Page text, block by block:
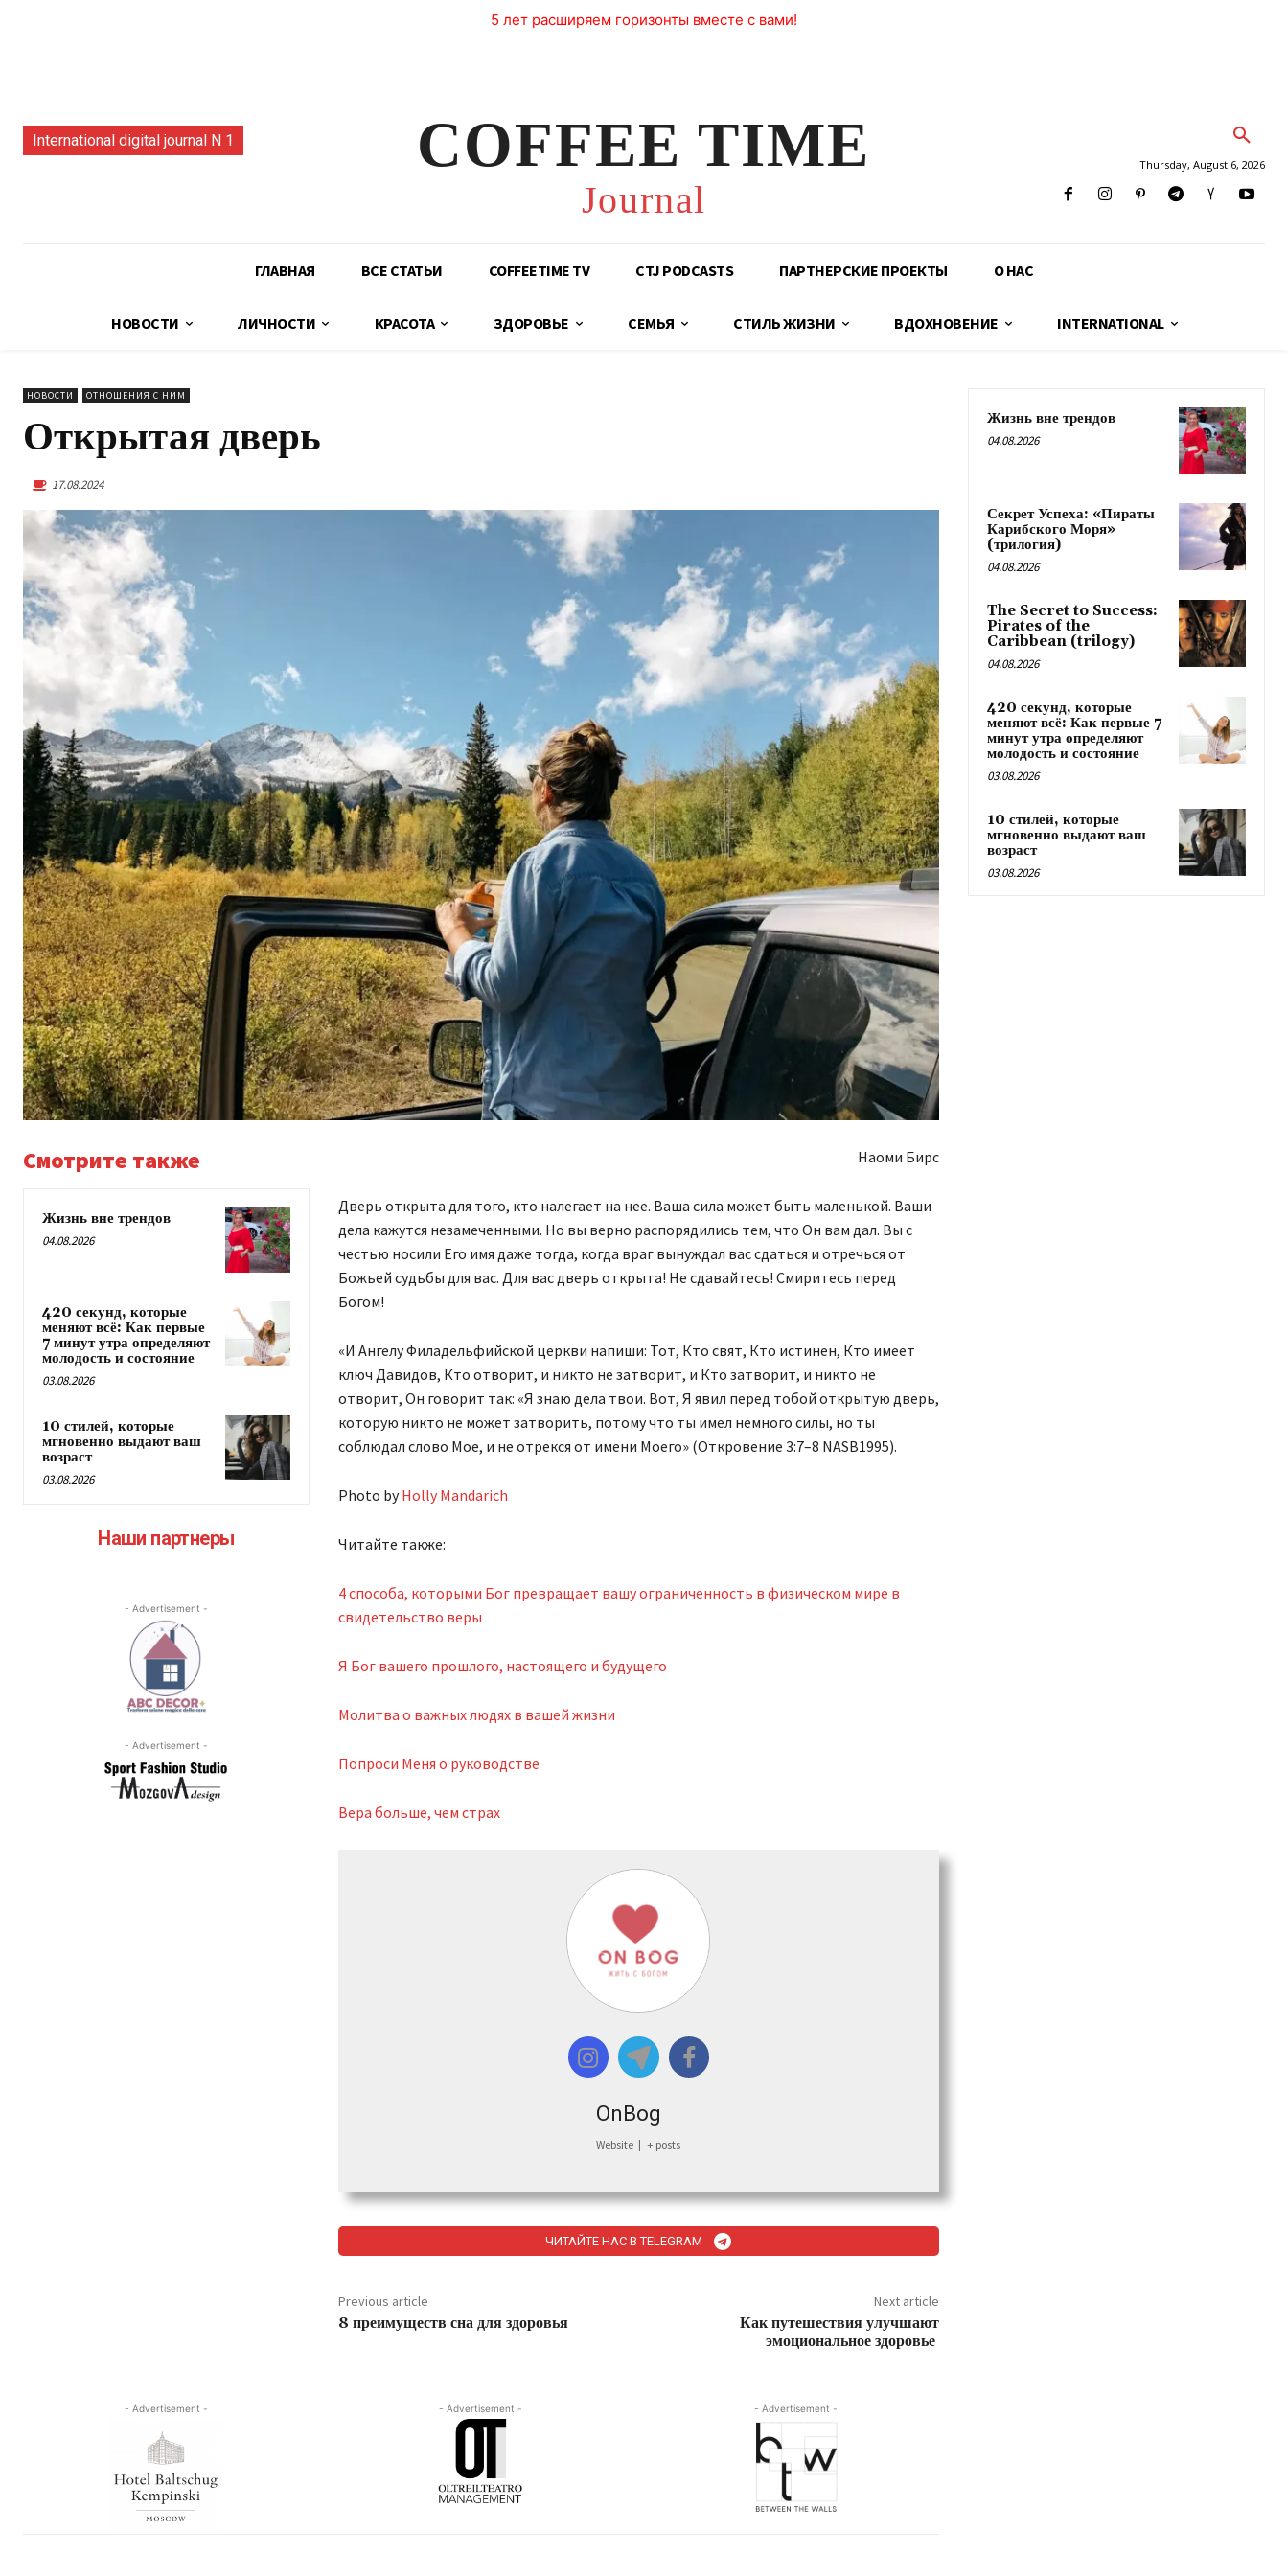
5 лет расширяем горизонты вместе с вами!
International digital journal N 1 COFFEE TIME
Journal
Thursday, August 6, 2026
ГЛАВНАЯ ВСЕ СТАТЬИ COFFEETIME TV CTJ PODCASTS ПАРТНЕРСКИЕ ПРОЕКТЫ О НАС
НОВОСТИ ЛИЧНОСТИ КРАСОТА ЗДОРОВЬЕ СЕМЬЯ СТИЛЬ ЖИЗНИ ВДОХНОВЕНИЕ INTERNATIONAL
НОВОСТИ ОТНОШЕНИЯ С НИМ
Открытая дверь
17.08.2024
Смотрите также
Жизнь вне трендов
04.08.2026
420 секунд, которые
меняют всё: Как первые
7 минут утра определяют
молодость и состояние
03.08.2026
10 стилей, которые
мгновенно выдают ваш
возраст
03.08.2026
Наши партнеры
- Advertisement -
- Advertisement -
Наоми Бирс
Дверь открыта для того, кто налегает на нее. Ваша сила может быть маленькой. Ваши
дела кажутся незамеченными. Но вы верно распорядились тем, что Он вам дал. Вы с
честью носили Его имя даже тогда, когда враг вынуждал вас сдаться и отречься от
Божьей судьбы для вас. Для вас дверь открыта! Не сдавайтесь! Смиритесь перед
Богом!
«И Ангелу Филадельфийской церкви напиши: Тот, Кто свят, Кто истинен, Кто имеет
ключ Давидов, Кто отворит, и никто не затворит, и Кто затворит, и никто не
отворит, Он говорит так: «Я знаю дела твои. Вот, Я явил перед тобой открытую дверь,
которую никто не может затворить, потому что ты имел немного силы, но ты
соблюдал слово Мое, и не отрекся от имени Моего» (Откровение 3:7–8 NASB1995).
Photo byHolly Mandarich
Читайте также:
4 способа, которыми Бог превращает вашу ограниченность в физическом мире в
свидетельство веры
Я Бог вашего прошлого, настоящего и будущего
Молитва о важных людях в вашей жизни
Попроси Меня о руководстве
Вера больше, чем страх
OnBog
Website | + posts
ЧИТАЙТЕ НАС В TELEGRAM
Previous article
8 преимуществ сна для здоровья
Next article
Как путешествия улучшают
эмоциональное здоровье
- Advertisement - - Advertisement - - Advertisement -
Жизнь вне трендов
04.08.2026
Секрет Успеха: «Пираты
Карибского Моря»
(трилогия)
04.08.2026
The Secret to Success:
Pirates of the
Caribbean (trilogy)
04.08.2026
420 секунд, которые
меняют всё: Как первые 7
минут утра определяют
молодость и состояние
03.08.2026
10 стилей, которые
мгновенно выдают ваш
возраст
03.08.2026